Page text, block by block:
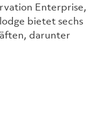
Enterprise,
bietet sechs
darunter